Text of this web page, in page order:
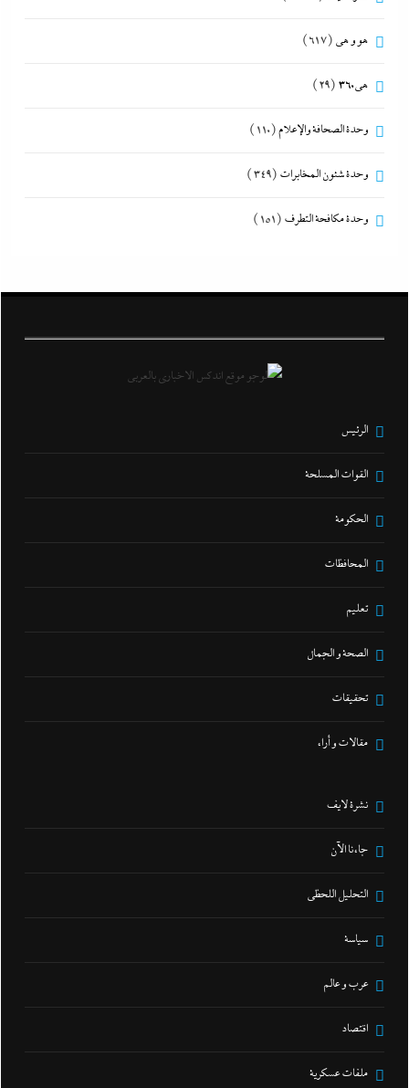
هو و هي (617)
هى360 (29)
وحدة الصحافة والإعلام(110)
وحدة شئون المخابرات (349)
وحدة مكافحة التطرف (151)
الرئيس
القوات المسلحة
الحكومة
المحافظات
تعليم
الصحة و الجمال
تحقيقات
مقالات و أراء
نشرة لايف
جاءنا الآن
التحليل اللحظي
سياسة
عرب و عالم
اقتصاد
ملفات عسكرية